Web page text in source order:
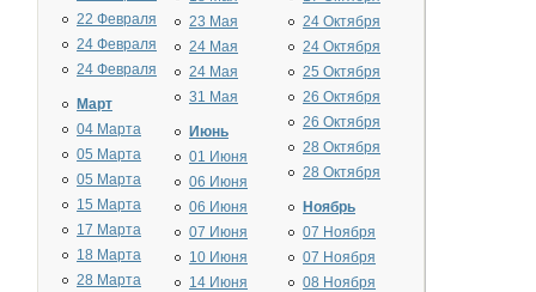
22 Февраля
24 Февраля
24 Февраля
Март
04 Марта
05 Марта
05 Марта
15 Марта
17 Марта
18 Марта
28 Марта
23 Мая
24 Мая
24 Мая
31 Мая
Июнь
01 Июня
06 Июня
06 Июня
07 Июня
10 Июня
14 Июня
24 Октября
24 Октября
25 Октября
26 Октября
26 Октября
28 Октября
28 Октября
Ноябрь
07 Ноября
07 Ноября
08 Ноября